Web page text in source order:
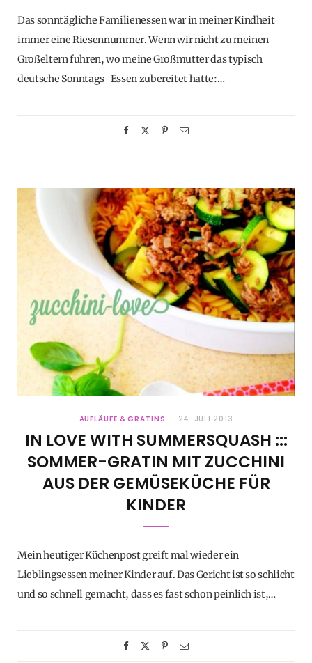
Das sonntägliche Familienessen war in meiner Kindheit
immer eine Riesennummer. Wenn wir nicht zu meinen
Großeltern fuhren, wo meine Großmutter das typisch
deutsche Sonntags-Essen zubereitet hatte:…
AUFLÄUFE & GRATINS 24. JULI 2013
IN LOVE WITH SUMMERSQUASH :::
SOMMER-GRATIN MIT ZUCCHINI
AUS DER GEMÜSEKÜCHE FÜR
KINDER
Mein heutiger Küchenpost greift mal wieder ein
Lieblingsessen meiner Kinder auf. Das Gericht ist so schlicht
und so schnell gemacht, dass es fast schon peinlich ist,…